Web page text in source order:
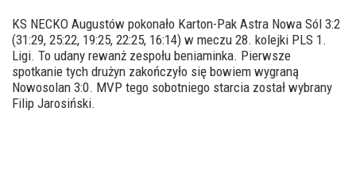
KS NECKO Augustów pokonało Karton-Pak Astra Nowa Sól 3:2
(31:29, 25:22, 19:25, 22:25, 16:14) w meczu 28. kolejki PLS 1.
Ligi. To udany rewanż zespołu beniaminka. Pierwsze
spotkanie tych drużyn zakończyło się bowiem wygraną
Nowosolan 3:0. MVP tego sobotniego starcia został wybrany
Filip Jarosiński.